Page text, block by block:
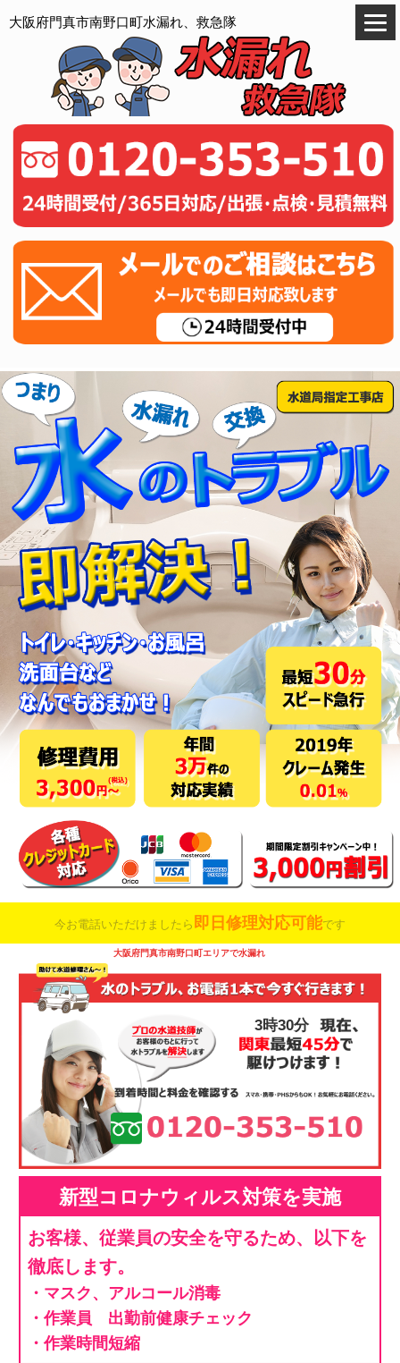
大阪府門真市南野口町水漏れ、救急隊
今お電話いただけましたら 即日修理対応可能です
大阪府門真市南野口町エリアで水漏れ
3時30分
新型コロナウィルス対策を実施
お客様、従業員の安全を守るため、以下を
徹底します。
・マスク、アルコール消毒
・作業員 出勤前健康チェック
・作業時間短縮